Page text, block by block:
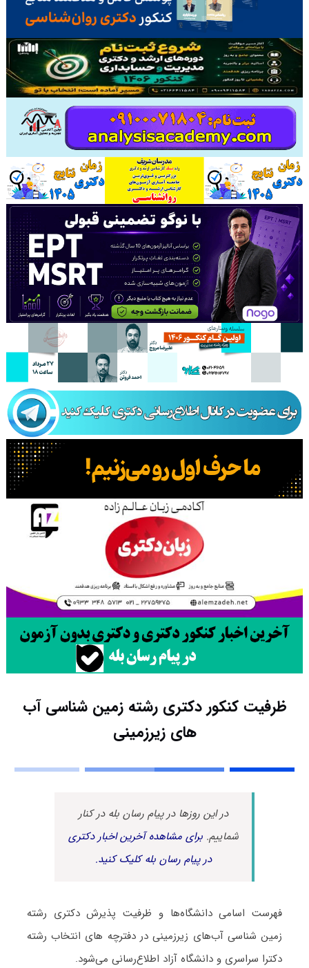
ظرفیت کنکور دکتری رشته زمین شناسی آب
ﻫﺎی زﻳﺮزمینی
در این روزها در پیام رسان بله در کنار
شماییم.برای مشاهده آخرین اخبار دکتری
در پیام رسان بله کلیک کنید.
فهرست اسامی دانشگاه‌ها و ظرفیت پذیرش دکتری رشته
زمین شناسی آب‌ﻫﺎی زﻳﺮزمینی در دفترچه های انتخاب رشته
دکترا سراسری و دانشگاه آزاد اطلاع‌رسانی می‌شود.